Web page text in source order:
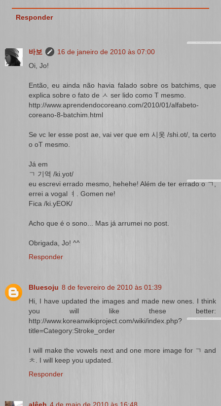
Responder
바보
16 de janeiro de 2010 às 07:00
Oi, Jo!
Então, eu ainda não havia falado sobre os batchims, que
explica sobre o fato de ㅅ ser lido como T mesmo.
http://www.aprendendocoreano.com/2010/01/alfabeto-
coreano-8-batchim.html
Se vc ler esse post ae, vai ver que em 시옷 /shi.ot/, ta certo
o oT mesmo.
Já em
ㄱ 기역 /ki.yot/
eu escrevi errado mesmo, hehehe! Além de ter errado o ㄱ,
errei a vogal ㅕ. Gomen ne!
Fica /ki.yEOK/
Acho que é o sono... Mas já arrumei no post.
Obrigada, Jo! ^^
Responder
Bluesoju 8 de fevereiro de 2010 às 01:39
Hi, I have updated the images and made new ones. I think
you will like these better:
http://www.koreanwikiproject.com/wiki/index.php?
title=Category:Stroke_order
I will make the vowels next and one more image for ㄱ and
ㅊ. I will keep you updated.
Responder